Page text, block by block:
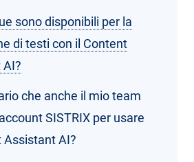
sono disponibili per la
di testi con il Content
che anche il mio team
SISTRIX per usare
Assistant AI?